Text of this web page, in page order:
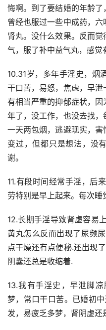
悔啊。到了要结婚的年龄了
曾经也服过一些中成药，
肾丸。没什么效果。反而
气，服了补中益气丸，感觉
10.31岁，多年手淫史，烟
干口苦，易怒，焦虑，早泄
有相当严重的抑郁症状，
年了，没工作，也没去找，
一天两包烟，逃避现实，
变过，但都只是想法，没
谢。
11.有段时间经常手淫，后
劳特别是早上起来。每次睡
12.长期手淫导致肾虚容易
黄丸怎么反而出现了尿频
点干燥还有点便秘.还出现
阴囊还总是收缩着.
13.我有手淫史，早泄脚
梦，常口干口苦。已婚初
发，易疲乏多梦，肾阴虚还